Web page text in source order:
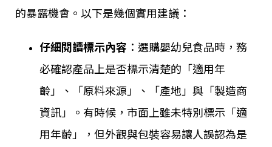
的暴露機會。以下是幾個實用建議：
仔細閱讀標示內容 ：選購嬰幼兒食品時，務
必確認產品上是否標示清楚的「適用年
齡」、「原料來源」、「產地」與「製造商
資訊」。有時候，市面上雖未特別標示「適
用年齡」，但外觀與包裝容易讓人誤認為是